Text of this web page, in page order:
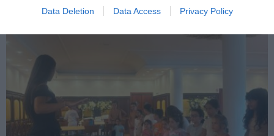
Data Deletion Data Access Privacy Policy
despre înscrieri și participare